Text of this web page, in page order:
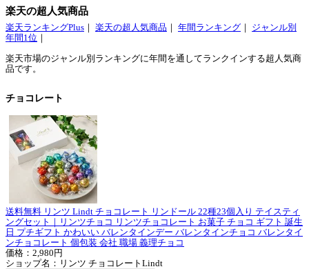
楽天の超人気商品
楽天ランキングPlus 楽天の超人気商品 年間ランキング
ジャンル別
年間1位
楽天市場のジャンル別ランキングに年間を通してランクインする超人気商
品です。
チョコレート
送料無料 リンツ Lindt チョコレート リンドール 22種23個入り テイスティ
ングセット｜リンツチョコ リンツチョコレート お菓子 チョコ ギフト 誕生
日 プチギフト かわいい バレンタインデー バレンタインチョコ バレンタイ
ンチョコレート 個包装 会社 職場 義理チョコ
価格：2,980円
ショップ名：リンツ チョコレートLindt